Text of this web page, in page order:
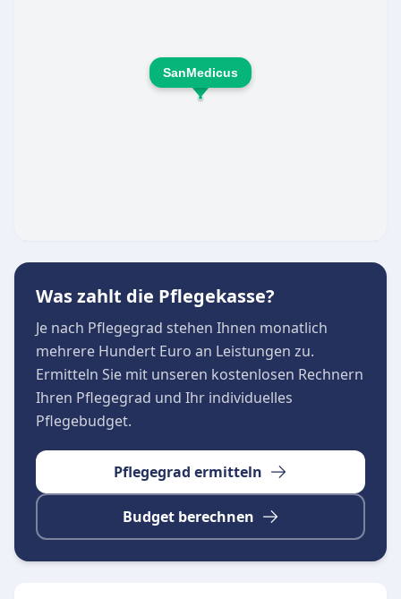
pflegerische Versorgung ist an jedem Tag rund
um die Uhr gewährleistet.
zuverlässiger Umgang im Mittelpunkt, was sich
auch in der außergewöhnlich hohen
Zufriedenheit der betreuten Familien zeigt.
SanMedicus
Was zahlt die Pflegekasse?
Je nach Pflegegrad stehen Ihnen monatlich
mehrere Hundert Euro an Leistungen zu.
Ermitteln Sie mit unseren kostenlosen Rechnern
Ihren Pflegegrad und Ihr individuelles
Pflegebudget.
Pflegegrad ermitteln
Budget berechnen